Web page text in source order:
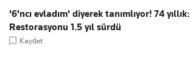
'6'ncı evladım' diyerek tanımlıyor! 74 yıllık:
Restorasyonu 1.5 yıl sürdü
Kaydet